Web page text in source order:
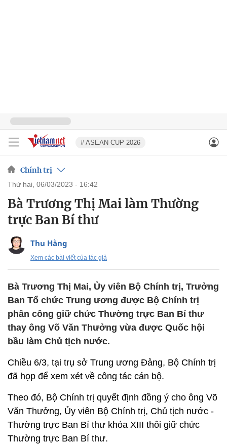
# ASEAN CUP 2026
Chính trị
thứ hai, 06/03/2023 - 16:42
Bà Trương Thị Mai làm Thường
trực Ban Bí thư
Thu Hằng
Xem các bài viết của tác giả
Bà Trương Thị Mai, Ủy viên Bộ Chính trị, Trưởng
Ban Tổ chức Trung ương được Bộ Chính trị
phân công giữ chức Thường trực Ban Bí thư
thay ông Võ Văn Thưởng vừa được Quốc hội
bầu làm Chủ tịch nước.
Chiều 6/3, tại trụ sở Trung ương Đảng, Bộ Chính trị
đã họp để xem xét về công tác cán bộ.
Theo đó, Bộ Chính trị quyết định đồng ý cho ông Võ
Văn Thưởng, Ủy viên Bộ Chính trị, Chủ tịch nước -
Thường trực Ban Bí thư khóa XIII thôi giữ chức
Thường trực Ban Bí thư.